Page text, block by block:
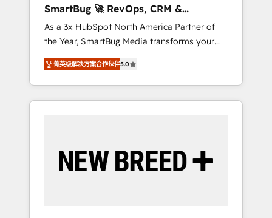
agents, and high-integrity migrations for total
reporting clarity. Security & Compliance: SOC
2 Type I and HIPAA attested for enterprise-
grade data security. 🏆 Why Bluleadz? GTM
OS Partner | 16+ Years Experience | 1,000+
Five-Star Reviews
SmartBug 🚀 RevOps, CRM &
Integration Experts
As a 3x HubSpot North America Partner of
the Year, SmartBug Media transforms your
customer lifecycle into a revenue engine. Our
unified ecosystem includes specialized
divisions Globalia (AI & Software) and Point
Success Media (Paid Media), making this the
by Globalia’s technical development team. -
19 HubSpot-certified trainers to drive
菁英级解决方案合作伙伴5.0